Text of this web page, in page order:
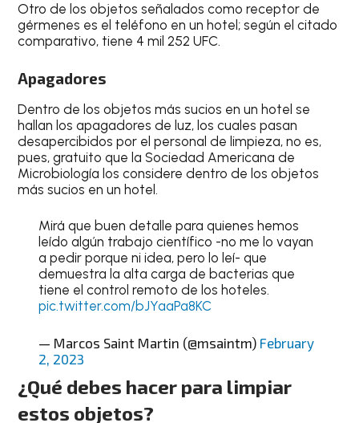
Otro de los objetos señalados como receptor de
gérmenes es el teléfono en un hotel; según el citado
comparativo, tiene 4 mil 252 UFC.
Apagadores
Dentro de los objetos más sucios en un hotel se
hallan los apagadores de luz, los cuales pasan
desapercibidos por el personal de limpieza, no es,
pues, gratuito que la Sociedad Americana de
Microbiología los considere dentro de los objetos
más sucios en un hotel.
Mirá que buen detalle para quienes hemos
leído algún trabajo científico -no me lo vayan
a pedir porque ni idea, pero lo leí- que
demuestra la alta carga de bacterias que
tiene el control remoto de los hoteles.
pic.twitter.com/bJYaaPa8KC
— Marcos Saint Martin (@msaintm) February
2, 2023
¿Qué debes hacer para limpiar
estos objetos?